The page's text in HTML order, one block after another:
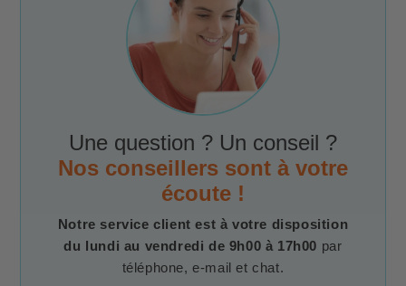
Une question ? Un conseil ?
Nos conseillers sont à votre
écoute !
Notre service client est à votre disposition
du lundi au vendredi de 9h00 à 17h00 par
téléphone, e-mail et chat.